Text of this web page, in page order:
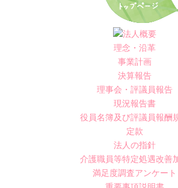
理念・沿革
事業計画
決算報告
理事会・評議員報告
現況報告書
役員名簿及び評議員報酬
定款
法人の指針
介護職員等特定処遇改善
満足度調査アンケート